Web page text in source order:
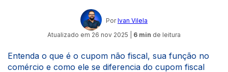
Por Ivan Vilela
Atualizado em 26 nov 2025 6 min de leitura
Entenda o que é o cupom não fiscal, sua função no
comércio e como ele se diferencia do cupom fiscal